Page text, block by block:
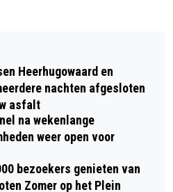
MAARTEN
ECHTELD MAAKT
OP
POLITIE
Heerhugowaard en
nachten afgesloten
asfalt
na wekenlange
weer open voor
bezoekers genieten van
Zomer op het Plein